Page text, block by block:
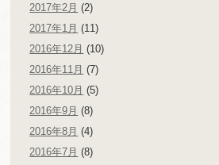
2017年2月 (2)
2017年1月 (11)
2016年12月 (10)
2016年11月 (7)
2016年10月 (5)
2016年9月 (8)
2016年8月 (4)
2016年7月 (8)